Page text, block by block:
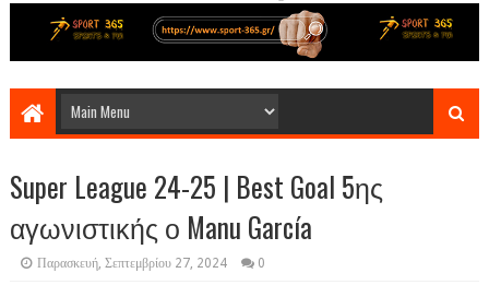
Super League 24-25 | Best Goal 5ης
αγωνιστικής ο Manu García
Παρασκευή, Σεπτεμβρίου 27, 2024 0